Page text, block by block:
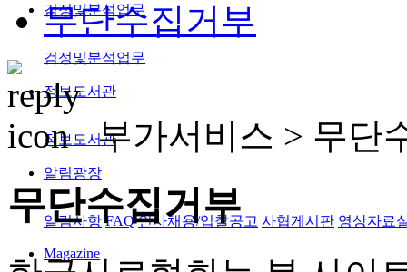
검정및분석업무
검정및분석업무
정보도서관
정보도서관
알림광장
알림사항 FAQ 인사채용/입찰공고 사협게시판 영상자료
Magazine
무단수집거부
부가서비스 > 무단
무단수집거부